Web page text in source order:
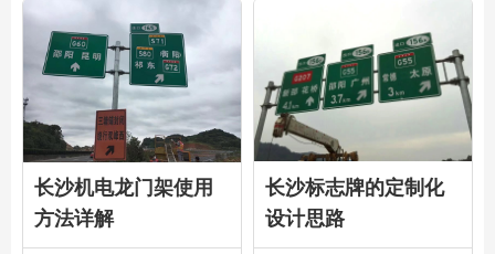
长沙机电龙门架使用
方法详解
长沙标志牌的定制化
设计思路